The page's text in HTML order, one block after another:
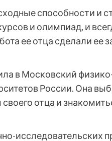
способности и
и олимпиад, и
ее отца сделали ее
в Московский
России. Она
отца и
исследовательских